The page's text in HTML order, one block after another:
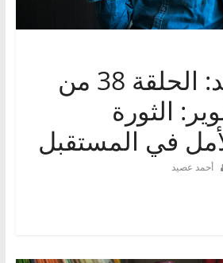
احمد عصيد: الحلقة 38 من
الثورة
في المستقبل
أحمد عصيد